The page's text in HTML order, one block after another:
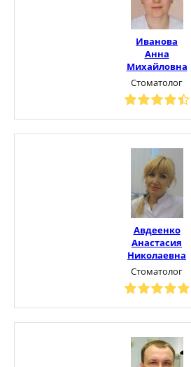
Иванова
Анна
Михайловна
Стоматолог
Авдеенко
Анастасия
Николаевна
Стоматолог